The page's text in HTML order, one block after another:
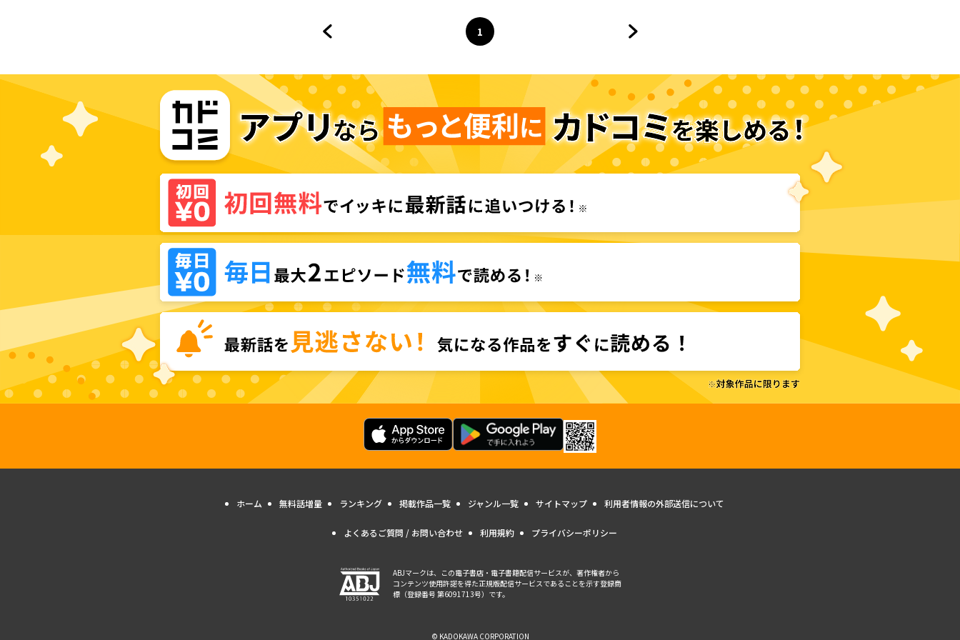
ページ
1
へ
ホーム 無料話増量 ランキング 掲載作品一覧 ジャンル一覧 サイトマップ 利用者情報の外部送信について
よくあるご質問 / お問い合わせ 利用規約 プライバシーポリシー
ABJマークは、この電子書店・電子書籍配信サービスが、著作権者から
コンテンツ使用許諾を得た正規版配信サービスであることを示す登録商
標（登録番号 第6091713号）です。
© KADOKAWA CORPORATION